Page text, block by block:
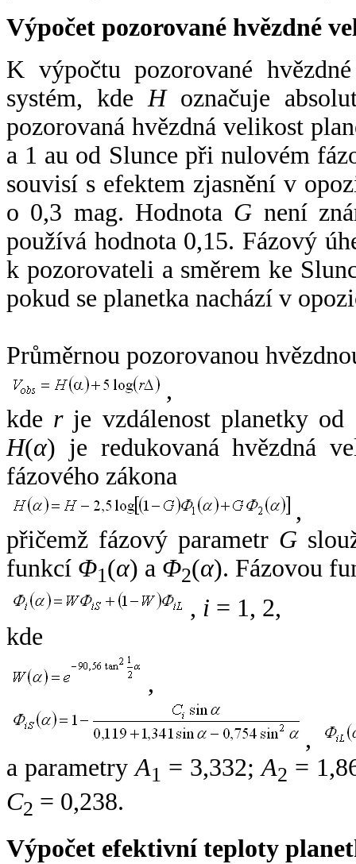
Výpočet pozorované hvězdné
K výpočtu pozorované
systém, kde Hoznačuje
pozorovaná hvězdná velikost
a 1 au od Slunce při nulovém
souvisí s efektem zjasnění v
o 0,3 mag. Hodnota G není
používá hodnota 0,15. Fázový
k pozorovateli a směrem ke
pokud se planetka nachází v
Průměrnou pozorovanou
,
kde rje vzdálenost planetky od
H(α) je redukovaná hvězdná
fázového zákona
,
přičemž fázový parametr G
funkcí Φ1(α) a Φ2(α). Fázovou
, i = 1, 2,
kde
,
,
a parametryA1 = 3,332;A2 =
C2 = 0,238.
Výpočet efektivní teploty